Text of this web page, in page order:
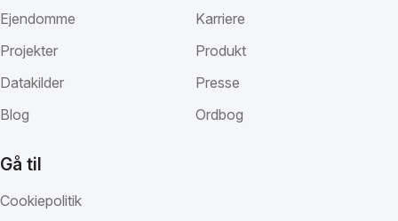
Ejendomme
Projekter
Datakilder
Blog
Karriere
Produkt
Presse
Ordbog
Gå til
Cookiepolitik